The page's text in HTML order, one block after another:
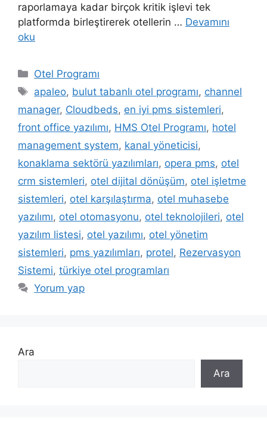
raporlamaya kadar birçok kritik işlevi tek
platformda birleştirerek otellerin … Devamını
oku
Kategoriler
Otel Programı
Etiketler
apaleo, bulut tabanlı otel programı, channel
manager, Cloudbeds, en iyi pms sistemleri,
front office yazılımı, HMS Otel Programı, hotel
management system, kanal yöneticisi,
konaklama sektörü yazılımları, opera pms, otel
crm sistemleri, otel dijital dönüşüm, otel işletme
sistemleri, otel karşılaştırma, otel muhasebe
yazılımı, otel otomasyonu, otel teknolojileri, otel
yazılım listesi, otel yazılımı, otel yönetim
sistemleri, pms yazılımları, protel, Rezervasyon
Sistemi, türkiye otel programları
Yorum yap
Ara
Ara